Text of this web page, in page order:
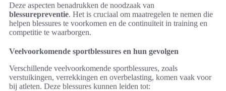
Deze aspecten benadrukken de noodzaak van
blessurepreventie. Het is cruciaal om maatregelen te nemen die
helpen blessures te voorkomen en de continuïteit in training en
competitie te waarborgen.
Veelvoorkomende sportblessures en hun gevolgen
Verschillende veelvoorkomende sportblessures, zoals
verstuikingen, verrekkingen en overbelasting, komen vaak voor
bij atleten. Deze blessures kunnen leiden tot: